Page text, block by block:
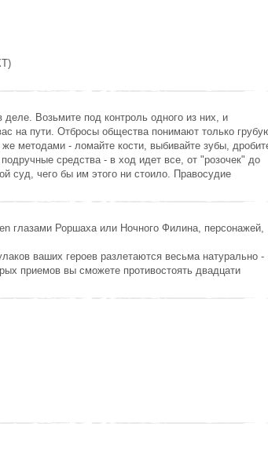
Возьмите под контроль одного из них, и
на пути. Отбросы общества понимают только
методами - ломайте кости, выбивайте зубы,
средства - в ход идет все, от "розочек" до
суд, чего бы им этого ни стоило. Правосудие
глазами Роршаха или Ночного Филина, персонажей,
ваших героев разлетаются весьма натурально -
приемов вы сможете противостоять двадцати